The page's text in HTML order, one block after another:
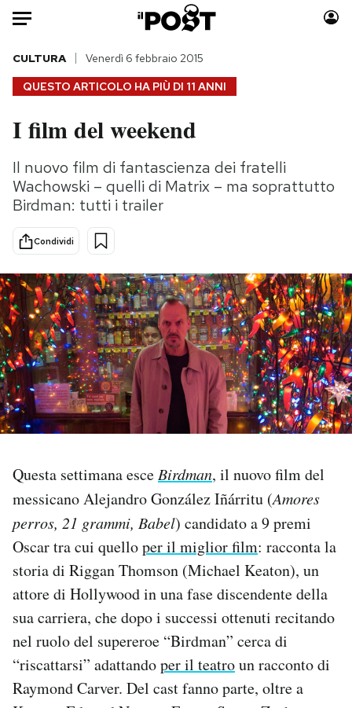
Auto
HOME
Italia
Politica
Tecnologia
Scienza
Economia
Sport
Consumismi
Altrecose
Mondiali calcio 2026
PODCAST
NEWSLETTER
CALENDARIO
AREA PERSONALE
Newsletter
QUESTO ARTICOLO HA PIÙ DI 11 ANNI
CULTURA Venerdì 6 febbraio 2015
I film del weekend
Il nuovo film di fantascienza dei fratelli
Wachowski – quelli di Matrix – ma soprattutto
Birdman: tutti i trailer
Condividi
Questa settimana esce Birdman, il nuovo film del
messicano Alejandro González Iñárritu (Amores
perros, 21 grammi, Babel) candidato a 9 premi
Oscar tra cui quelloper il miglior film: racconta la
storia di Riggan Thomson (Michael Keaton), un
attore di Hollywood in una fase discendente della
sua carriera, che dopo i successi ottenuti recitando
nel ruolo del supereroe “Birdman” cerca di
“riscattarsi” adattandoper il teatroun racconto di
Raymond Carver. Del cast fanno parte, oltre a